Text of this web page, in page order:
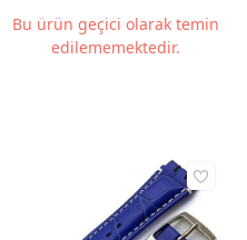
Bu ürün geçici olarak temin
edilememektedir.